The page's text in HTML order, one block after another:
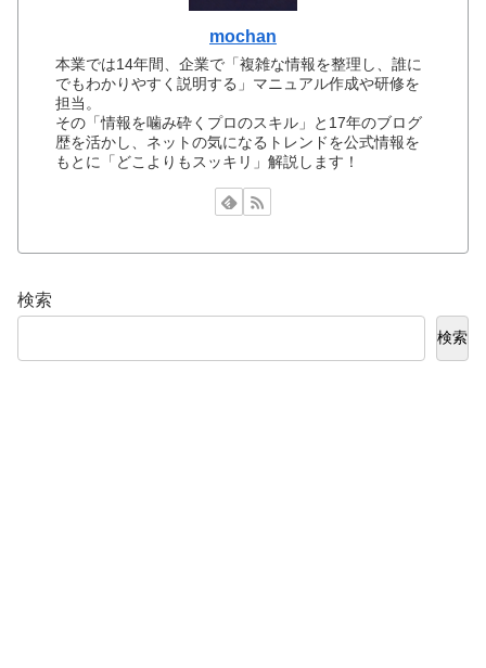
mochan
本業では14年間、企業で「複雑な情報を整理し、誰に
でもわかりやすく説明する」マニュアル作成や研修を
担当。
その「情報を噛み砕くプロのスキル」と17年のブログ
歴を活かし、ネットの気になるトレンドを公式情報を
もとに「どこよりもスッキリ」解説します！
検索
検索